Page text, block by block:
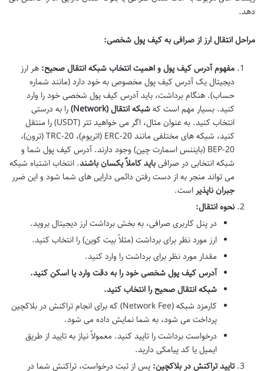
دهد.
مراحل انتقال ارز از صرافی به کیف پول شخصی:
مفهوم آدرس کیف پول و اهمیت انتخاب شبکه انتقال صحیح: هر ارز
دیجیتال یک آدرس کیف پول مخصوص به خود دارد (مانند شماره
حساب). هنگام برداشت، باید آدرس کیف پول شخصی خود را وارد
کنید. بسیار مهم است کهشبکه انتقال (Network)
را به درستی
انتخاب کنید. به عنوان مثال، اگر می خواهید تتر (USDT) را منتقل
کنید، شبکه های مختلفی مانند ERC-20 (اتریوم)، TRC-20 (ترون)،
BEP-20 (بایننس اسمارت چین) وجود دارند. آدرس کیف پول شما و
شبکه انتخابی در صرافیباید کاملاً یکسان باشند. انتخاب اشتباه شبکه
می تواند منجر به از دست رفتن دائمی دارایی های شما شود و این ضرر
جبران ناپذیر است.
نحوه انتقال:
در پنل کاربری صرافی، به بخش برداشت ارز دیجیتال بروید.
ارز مورد نظر برای برداشت (مثلاً بیت کوین) را انتخاب کنید.
مقدار مورد نظر برای برداشت را وارد کنید.
آدرس کیف پول شخصی خود را به دقت وارد یا اسکن کنید.
شبکه انتقال صحیح را انتخاب کنید.
کارمزد شبکه (Network Fee) که برای انجام تراکنش در بلاکچین
پرداخت می شود، به شما نمایش داده می شود.
درخواست برداشت را تایید کنید. معمولاً نیاز به تایید از طریق
ایمیل یا کد پیامکی دارید.
تایید تراکنش در بلاکچین: پس از ثبت درخواست، تراکنش شما در